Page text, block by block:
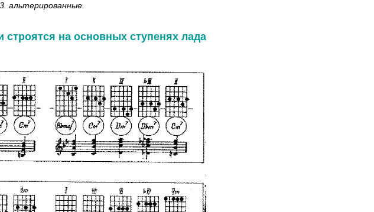
альтерированные.
строятся на основных ступенях лада